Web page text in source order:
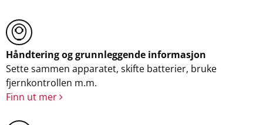
Håndtering og grunnleggende informasjon
Sette sammen apparatet, skifte batterier, bruke
fjernkontrollen m.m.
Finn ut mer